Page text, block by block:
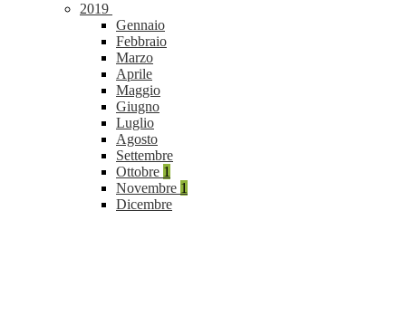
2019
Gennaio
Febbraio
Marzo
Aprile
Maggio
Giugno
Luglio
Agosto
Settembre
Ottobre 1
Novembre 1
Dicembre